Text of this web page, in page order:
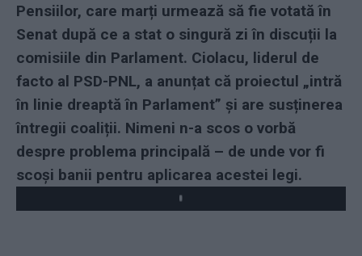
Pensiilor, care marți urmează să fie votată în
Senat după ce a stat o singură zi în discuții la
comisiile din Parlament. Ciolacu, liderul de
facto al PSD-PNL, a anunțat că proiectul „intră
în linie dreaptă în Parlament” și are susținerea
întregii coaliții. Nimeni n-a scos o vorbă
despre problema principală – de unde vor fi
scoși banii pentru aplicarea acestei legi.
Play